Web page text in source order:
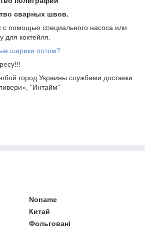
сварных швов.
с помощью специального насоса или
для коктейля.
шарики оптом?
город Украины службами доставки
"Интайм"
Noname
Китай
Фольговані